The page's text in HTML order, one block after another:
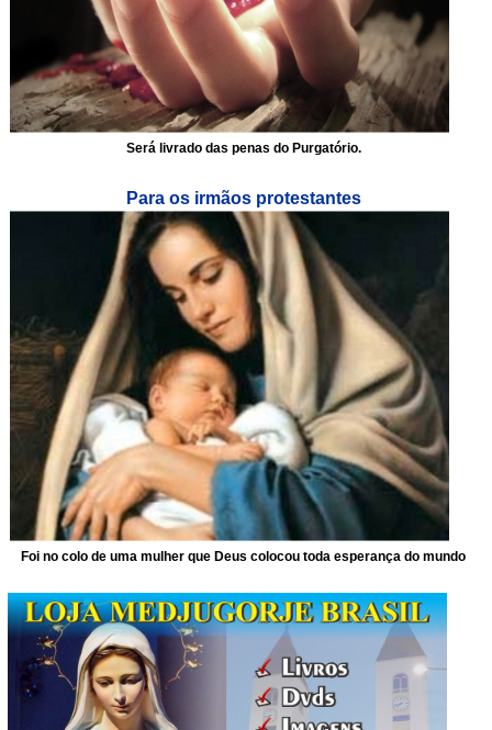
Será livrado das penas do Purgatório.
Para os irmãos protestantes
Foi no colo de uma mulher que Deus colocou toda esperança do mundo